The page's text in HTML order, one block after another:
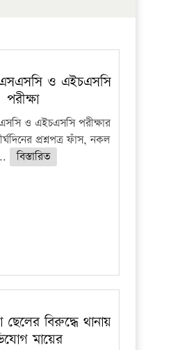
ও এইচএসসি
পরীক্ষা
ও এইচএসসি পরীক্ষার
প্রশ্নপত্র ফাঁস, নকল
বিস্তারিত
ছেলের বিরুদ্ধে থানায়
মায়ের